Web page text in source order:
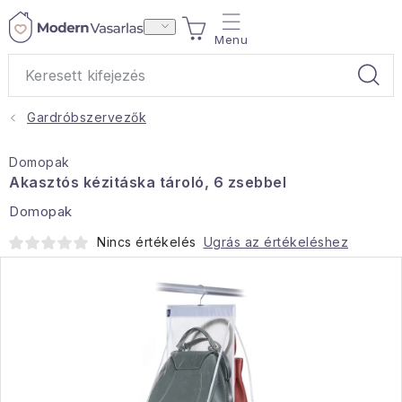
Ugrás
KOSÁR
Otthoni illatok
Teák
Gardróbszervezők
Domopak
Akasztós kézitáska tároló, 6 zsebbel
Domopak
Nincs értékelés Ugrás az értékeléshez